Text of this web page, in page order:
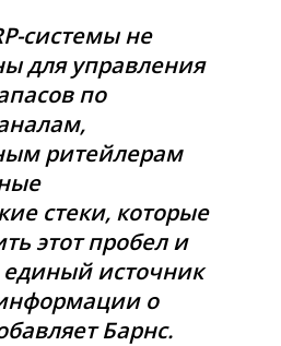
системы не
для управления
по
ритейлерам
стеки, которые
этот пробел и
единый источник
о
Барнс.